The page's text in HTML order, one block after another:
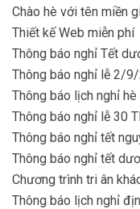
Chào hè với tên miền
Thiết kế Web miễn phí
Thông báo nghỉ Tết
Thông báo nghỉ lễ 2/
Thông báo lịch nghỉ
Thông báo nghỉ lễ 30
Thông báo nghỉ tết
Thông báo nghỉ tết
Chương trình tri ân
Thông báo lịch nghỉ